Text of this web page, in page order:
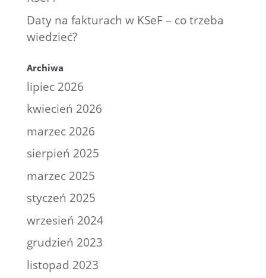
Daty na fakturach w KSeF – co trzeba
wiedzieć?
Archiwa
lipiec 2026
kwiecień 2026
marzec 2026
sierpień 2025
marzec 2025
styczeń 2025
wrzesień 2024
grudzień 2023
listopad 2023